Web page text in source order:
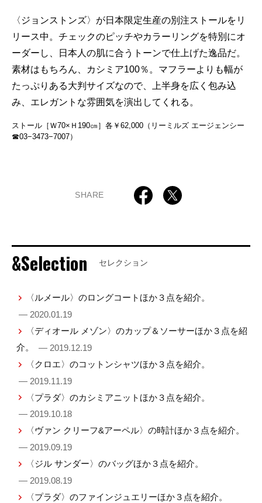
〈ジョンストンズ〉が日本限定生産の別注ストールをリ
リース中。チェックのピッチやカラーリングを特別にオ
ーダーし、日本人の肌に合うトーンで仕上げた逸品だ。
素材はもちろん、カシミア100％。マフラーよりも幅が
たっぷりある大判サイズなので、上半身を広く包み込
み、エレガントな雰囲気を演出してくれる。
ストール［Ｗ70×Ｈ190㎝］各￥62,000（リーミルズ エージェンシー
☎03−3473−7007）
SHARE
&Selection セレクション
〈ルメール〉のロングコートほか３点を紹介。
— 2020.01.19
〈ディオール メゾン〉のカップ＆ソーサーほか３点を紹
介。
— 2019.12.19
〈クロエ〉のコットンシャツほか３点を紹介。
— 2019.11.19
〈プラダ〉のカシミアニットほか３点を紹介。
— 2019.10.18
〈ヴァン クリーフ&アーペル〉の時計ほか３点を紹介。
— 2019.09.19
〈ジル サンダー〉のバッグほか３点を紹介。
— 2019.08.19
〈プラダ〉のファインジュエリーほか３点を紹介。